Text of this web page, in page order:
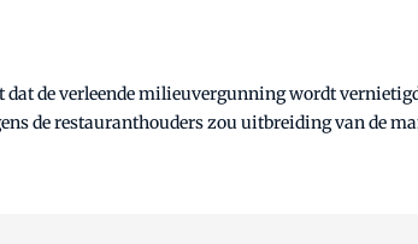
dat de verleende milieuvergunning wordt
de restauranthouders zou uitbreiding van de